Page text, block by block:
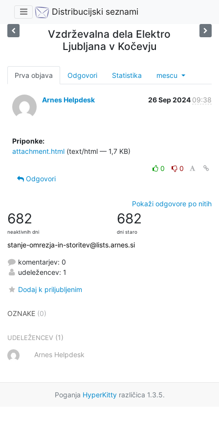
Distribucijski seznami
Vzdrževalna dela Elektro
Ljubljana v Kočevju
Prva objava Odgovori Statistika mescu
Arnes Helpdesk 26 Sep 2024 09:38
Priponke:
attachment.html (text/html — 1,7 KB)
0
0
Odgovori
Pokaži odgovore po nitih
682
neaktivnih dni
682
dni staro
stanje-omrezja-in-storitev@lists.arnes.si
komentarjev: 0
udeležencev: 1
Dodaj k priljubljenim
OZNAKE (0)
UDELEŽENCEV (1)
Arnes Helpdesk
Poganja HyperKittyrazličica 1.3.5.